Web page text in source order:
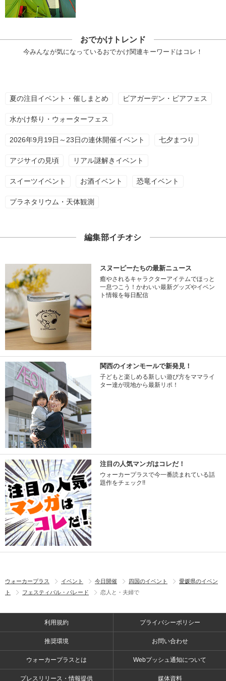
おでかけトレンド
今みんなが気になっているおでかけ関連キーワードはコレ！
夏の注目イベント・催しまとめ ビアガーデン・ビアフェス
水かけ祭り・ウォーターフェス
2026年9月19日～23日の連休開催イベント 七夕まつり
アジサイの見頃 リアル謎解きイベント
スイーツイベント お酒イベント 恐竜イベント
プラネタリウム・天体観測
編集部イチオシ
スヌーピーたちの最新ニュース
癒やされるキャラクターアイテムでほっと
一息つこう！かわいい最新グッズやイベン
ト情報を毎日配信
関西のイオンモールで新発見！
子どもと楽しめる新しい遊び方をママライ
ター達が現地から最新リポ！
注目の人気マンガはコレだ！
ウォーカープラスで今一番読まれている話
題作をチェック!!
ウォーカープラス イベント 今日開催 四国のイベント
愛媛県のイベン
ト
フェスティバル・パレード 恋人と・夫婦で
利用規約 プライバシーポリシー
推奨環境 お問い合わせ
ウォーカープラスとは Webプッシュ通知について
プレスリリース・情報提供 媒体資料